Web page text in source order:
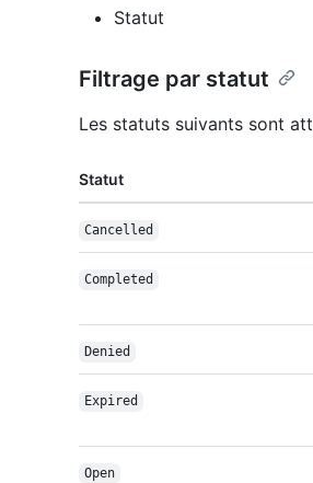
Statut
Filtrage par statut
Les statuts suivants sont
Statut
Cancelled
Completed
Denied
Expired
Open